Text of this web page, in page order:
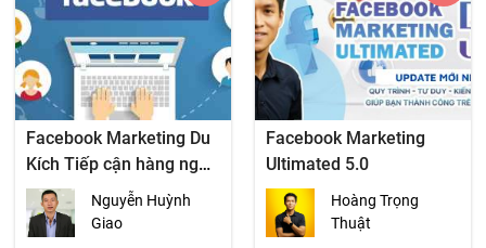
Facebook Marketing Du
Kích Tiếp cận hàng ngàn
khách hàng với chi phí
bằng 0
Nguyễn Huỳnh
Giao
Facebook Marketing
Ultimated 5.0
Hoàng Trọng
Thuật